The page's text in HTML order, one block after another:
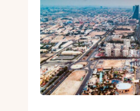
Інфо
Блог
Контакти